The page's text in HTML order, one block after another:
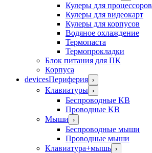
Кулеры для процессоров
Кулеры для видеокарт
Кулеры для корпусов
Водяное охлаждение
Термопаста
Термопрокладки
Блок питания для ПК
Корпуса
devicesПериферия ›
Клавиатуры ›
Беспроводные KB
Проводные KB
Мыши ›
Беспроводные мыши
Проводные мыши
Клавиатура+мышь ›